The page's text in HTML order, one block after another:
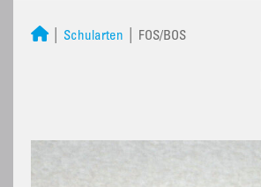
Schularten FOS/BOS